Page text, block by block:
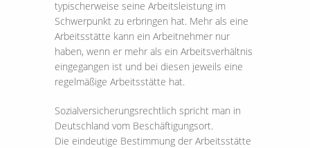
typischerweise seine Arbeitsleistung im
Schwerpunkt zu erbringen hat. Mehr als eine
Arbeitsstätte kann ein Arbeitnehmer nur
haben, wenn er mehr als ein Arbeitsverhältnis
eingegangen ist und bei diesen jeweils eine
regelmäßige Arbeitsstätte hat.
Sozialversicherungsrechtlich spricht man in
Deutschland vom Beschäftigungsort.
Die eindeutige Bestimmung der Arbeitsstätte